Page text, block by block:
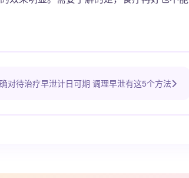
对待治疗早泄计日可期 调理早泄有这5个方法